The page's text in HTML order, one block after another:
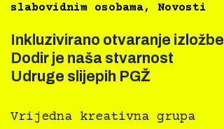
slabovidnim osobama, Novosti
Inkluzivirano otvaranje izložbe
Dodir je naša stvarnost
Udruge slijepih PGŽ
Vrijedna kreativna grupa